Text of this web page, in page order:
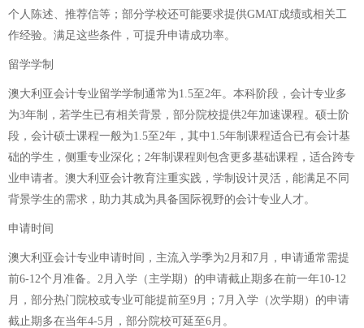
个人陈述、推荐信等；部分学校还可能要求提供GMAT成绩或相关工
作经验。满足这些条件，可提升申请成功率。
留学学制
澳大利亚会计专业留学学制通常为1.5至2年。本科阶段，会计专业多
为3年制，若学生已有相关背景，部分院校提供2年加速课程。硕士阶
段，会计硕士课程一般为1.5至2年，其中1.5年制课程适合已有会计基
础的学生，侧重专业深化；2年制课程则包含更多基础课程，适合跨专
业申请者。澳大利亚会计教育注重实践，学制设计灵活，能满足不同
背景学生的需求，助力其成为具备国际视野的会计专业人才。
申请时间
澳大利亚会计专业申请时间，主流入学季为2月和7月，申请通常需提
前6-12个月准备。2月入学（主学期）的申请截止期多在前一年10-12
月，部分热门院校或专业可能提前至9月；7月入学（次学期）的申请
截止期多在当年4-5月，部分院校可延至6月。